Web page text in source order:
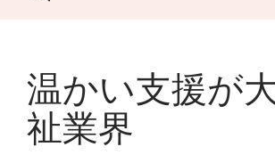
温かい支援が
祉業界